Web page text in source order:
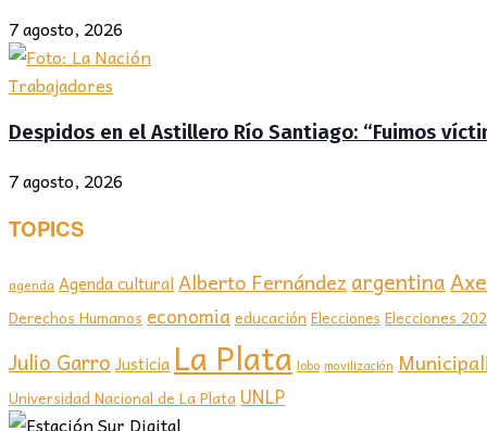
7 agosto, 2026
Trabajadores
Despidos en el Astillero Río Santiago: “Fuimos
7 agosto, 2026
TOPICS
agenda Agenda culturalAlberto Fernández argentina
Derechos Humanos economia educación Elecciones Elecciones
Julio Garro Justicia La Plata lobo movilización
Universidad Nacional de La Plata UNLP